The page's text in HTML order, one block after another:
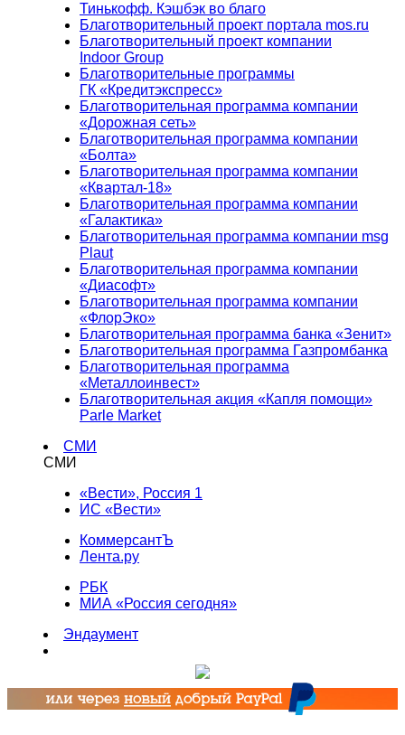
Тинькофф. Кэшбэк во благо
Благотворительный проект портала mos.ru
Благотворительный проект компании
Indoor Group
Благотворительные программы
ГК «Кредитэкспресс»
Благотворительная программа компании
«Дорожная сеть»
Благотворительная программа компании
«Болта»
Благотворительная программа компании
«Квартал-18»
Благотворительная программа компании
«Галактика»
Благотворительная программа компании msg
Plaut
Благотворительная программа компании
«Диасофт»
Благотворительная программа компании
«ФлорЭко»
Благотворительная программа банка «Зенит»
Благотворительная программа Газпромбанка
Благотворительная программа
«Металлоинвест»
Благотворительная акция «Капля помощи»
Parle Market
СМИ
СМИ
«Вести», Россия 1
ИС «Вести»
КоммерсантЪ
Лента.ру
РБК
МИА «Россия сегодня»
Эндаумент